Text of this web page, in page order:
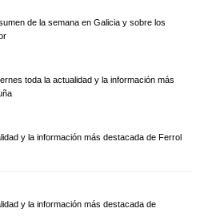
de la semana en Galicia y sobre los
toda la actualidad y la información más
y la información más destacada de Ferrol
y la información más destacada de